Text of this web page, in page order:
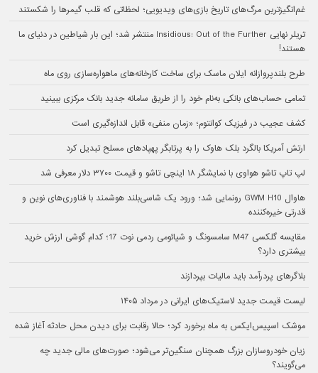
غم‌انگیزترین مرگ‌های تاریخ بازی‌های ویدیویی؛ لحظاتی که قلب گیمرها را شکستند
تریلر نهایی Insidious: Out of the Further منتشر شد؛ این بار شیاطین در دنیای ما
هستند!
طرح بلندپروازانه ایلان ماسک برای ساخت کارخانه‌های ماهواره‌سازی روی ماه
تمامی حساب‌های بانکی به‌نام خود را از طریق سامانه جدید بانک مرکزی ببینید
کشف عجیب در فیزیک کوانتوم؛ «زمان منفی» قابل اندازه‌گیری است
ارتش آمریکا بالگرد بلک هاوک را به پرتابگر پهپادهای مسلح تبدیل کرد
لپ تاپ تاشو هواوی با نمایشگر ۱۸ اینچی تاشو و قیمت ۳۷۰۰ دلار معرفی شد
هاوال GWM H10 رونمایی شد؛ ورود یک شاسی‌بلند هوشمند با فناوری‌های نوین و
قدرتی خیره‌کننده
مقایسه گلکسی M47 سامسونگ و شیائومی ردمی نوت 17؛ کدام گوشی ارزش خرید
بیشتری دارد؟
بلاگرهای پردرآمد باید مالیات بپردازند
لیست قیمت جدید لاستیک‌های ایرانی در مرداد ۱۴۰۵
موشک اسپیس‌ایکس به ماه برخورد کرد؛ حالا رقابت برای دیدن محل حادثه آغاز شده
زیان خودروسازان بزرگ همچنان سنگین‌تر می‌شود؛ صورت‌های مالی جدید چه
می‌گویند؟